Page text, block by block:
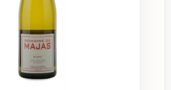
und Jubiläen
und Neujahrspartys
und Firmengeschenke
und Gartenpartys